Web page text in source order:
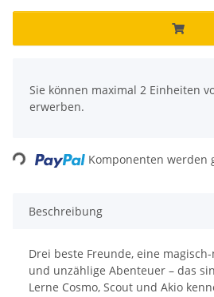
Sie können maximal 2 Einheiten
erwerben.
Komponenten werden
Beschreibung
Drei beste Freunde, eine
und unzählige Abenteuer – das
Lerne Cosmo, Scout und Akio